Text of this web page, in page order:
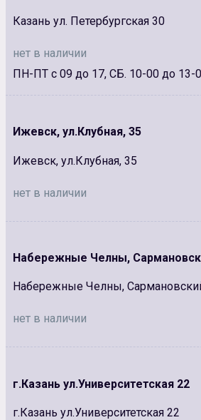
Казань ул. Петербургская 30
нет в наличии
ПН-ПТ с 09 до 17, СБ. 10-00 до 13-
Ижевск, ул.Клубная, 35
Ижевск, ул.Клубная, 35
нет в наличии
Набережные Челны,
Набережные Челны,
нет в наличии
г.Казань ул.Университетская 22
г.Казань ул.Университетская 22